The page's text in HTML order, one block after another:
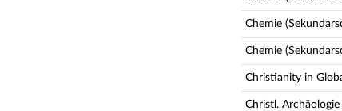
Chemie
Chemie
Christianity in
Christl.